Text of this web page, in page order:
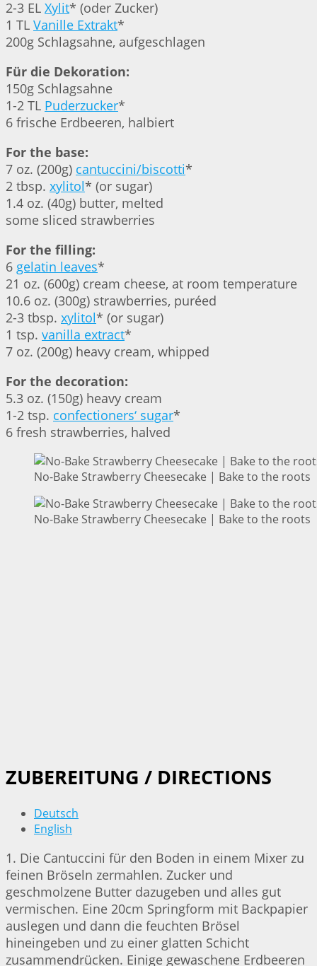
2-3 EL Xylit* (oder Zucker)
1 TL Vanille Extrakt*
200g Schlagsahne, aufgeschlagen
Für die Dekoration:
150g Schlagsahne
1-2 TL Puderzucker*
6 frische Erdbeeren, halbiert
For the base:
7 oz. (200g) cantuccini/biscotti*
2 tbsp. xylitol* (or sugar)
1.4 oz. (40g) butter, melted
some sliced strawberries
For the filling:
6 gelatin leaves*
21 oz. (600g) cream cheese, at room temperature
10.6 oz. (300g) strawberries, puréed
2-3 tbsp. xylitol* (or sugar)
1 tsp. vanilla extract*
7 oz. (200g) heavy cream, whipped
For the decoration:
5.3 oz. (150g) heavy cream
1-2 tsp. confectioners‘ sugar*
6 fresh strawberries, halved
No-Bake Strawberry Cheesecake | Bake to the roots
No-Bake Strawberry Cheesecake | Bake to the roots
ZUBEREITUNG / DIRECTIONS
Deutsch
English
1. Die Cantuccini für den Boden in einem Mixer zu
feinen Bröseln zermahlen. Zucker und
geschmolzene Butter dazugeben und alles gut
vermischen. Eine 20cm Springform mit Backpapier
auslegen und dann die feuchten Brösel
hineingeben und zu einer glatten Schicht
zusammendrücken. Einige gewaschene Erdbeeren